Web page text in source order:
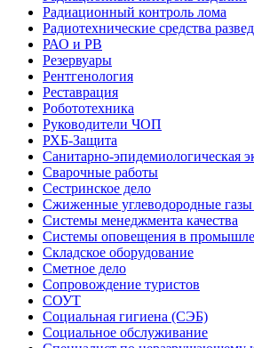
Радиационный контроль лома
Радиотехнические средства
РАО и РВ
Резервуары
Рентгенология
Реставрация
Робототехника
Руководители ЧОП
РХБ-Защита
Санитарно-эпидемиологическая
Сварочные работы
Сестринское дело
Сжиженные углеводородные
Системы менеджмента качества
Системы оповещения в
Складское оборудование
Сметное дело
Сопровождение туристов
СОУТ
Социальная гигиена (СЭБ)
Социальное обслуживание